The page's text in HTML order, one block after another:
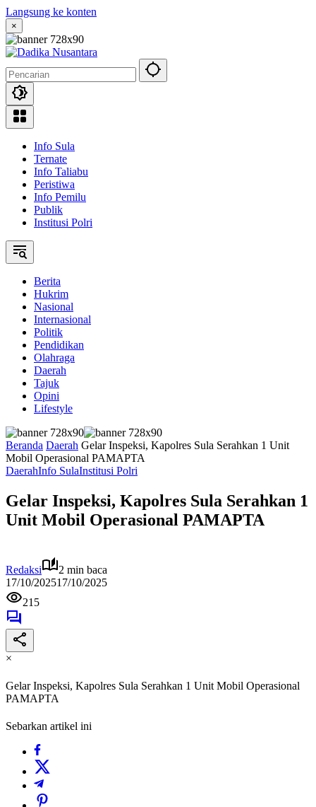
Langsung ke konten
×
Info Sula
Ternate
Info Taliabu
Peristiwa
Info Pemilu
Publik
Institusi Polri
Berita
Hukrim
Nasional
Internasional
Politik
Pendidikan
Olahraga
Daerah
Tajuk
Opini
Lifestyle
Beranda Daerah Gelar Inspeksi, Kapolres Sula Serahkan 1 Unit
Mobil Operasional PAMAPTA
DaerahInfo SulaInstitusi Polri
Gelar Inspeksi, Kapolres Sula Serahkan 1
Unit Mobil Operasional PAMAPTA
Redaksi
2 min baca
17/10/202517/10/2025
215
×
Gelar Inspeksi, Kapolres Sula Serahkan 1 Unit Mobil Operasional
PAMAPTA
Sebarkan artikel ini